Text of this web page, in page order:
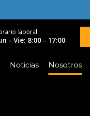
laboral
- Vie: 8:00 - 17:00
Noticias Nosotros